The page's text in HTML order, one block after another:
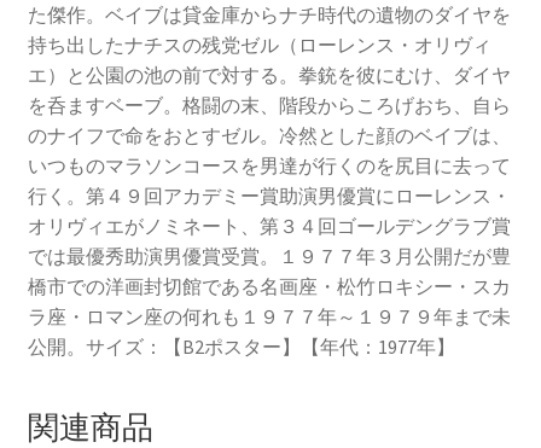
た傑作。ベイブは貸金庫からナチ時代の遺物のダイヤを
持ち出したナチスの残党ゼル（ローレンス・オリヴィ
エ）と公園の池の前で対する。拳銃を彼にむけ、ダイヤ
を呑ますベーブ。格闘の末、階段からころげおち、自ら
のナイフで命をおとすゼル。冷然とした顔のベイブは、
いつものマラソンコースを男達が行くのを尻目に去って
行く。第４９回アカデミー賞助演男優賞にローレンス・
オリヴィエがノミネート、第３４回ゴールデングラブ賞
では最優秀助演男優賞受賞。１９７７年３月公開だが豊
橋市での洋画封切館である名画座・松竹ロキシー・スカ
ラ座・ロマン座の何れも１９７７年～１９７９年まで未
公開。サイズ：【B2ポスター】【年代：1977年】
関連商品